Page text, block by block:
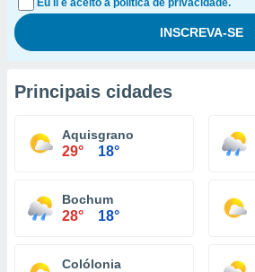
Eu li e aceito a política de privacidade.
Principais cidades
Aquisgrano
29° 18°
Bochum
28° 18°
Colólonia